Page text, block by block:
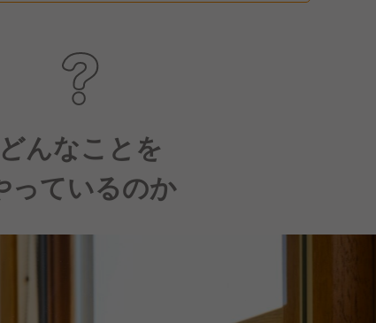
んなことを
っているのか